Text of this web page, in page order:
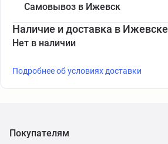
Самовывоз в Ижевск
Наличие и доставка в Ижевске
Нет в наличии
Подробнее об условиях доставки
Покупателям